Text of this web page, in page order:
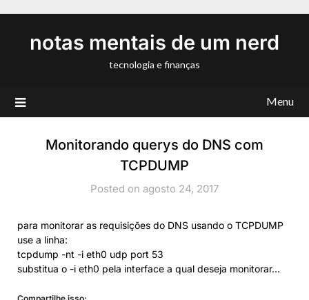
contentnotas mentais de um nerd
tecnologia e finanças
Menu
Monitorando querys do DNS com
TCPDUMP
Posted on agosto 24, 2017
para monitorar as requisições do DNS usando o TCPDUMP
use a linha:
tcpdump -nt -i eth0 udp port 53
substitua o -i eth0 pela interface a qual deseja monitorar…